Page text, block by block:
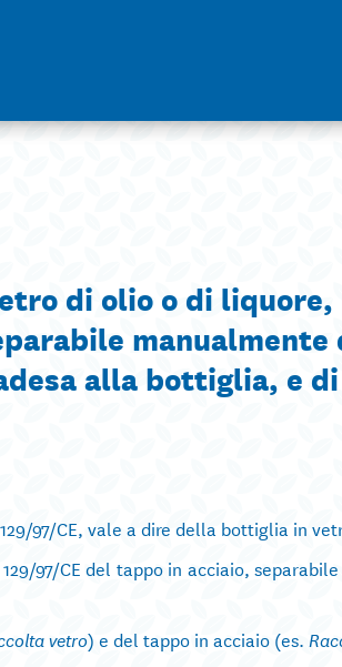
di olio o di
manualmente
alla bottiglia, e
97/CE, vale a dire della bottiglia in
97/CE del tappo in acciaio,
vetro) e del tappo in acciaio (es.